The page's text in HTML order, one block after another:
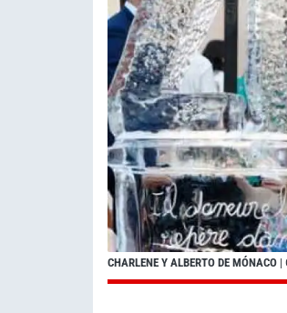
CHARLENE Y ALBERTO DE MÓNACO |